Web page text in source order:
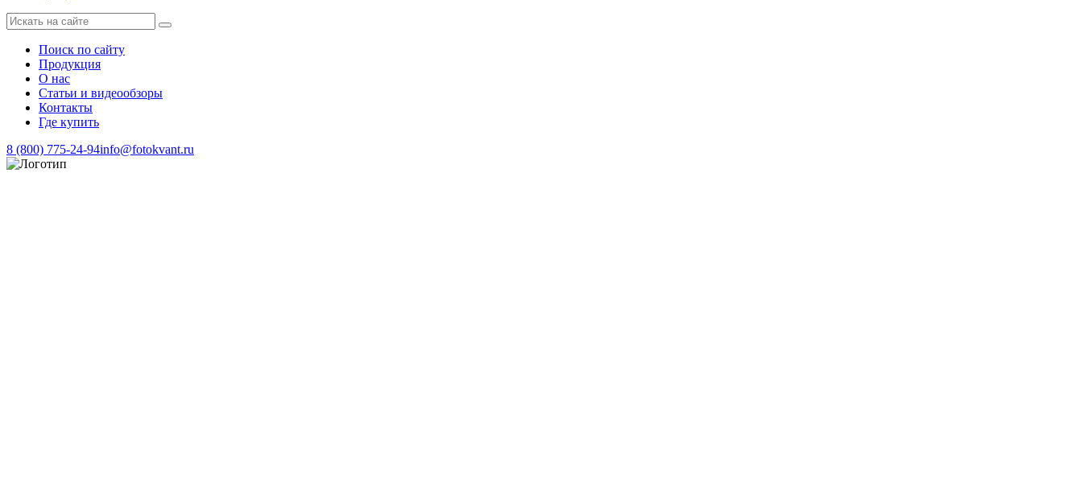
Поиск по сайту
Продукция
О нас
Статьи и видеообзоры
Контакты
Где купить
8 (800) 775-24-94info@fotokvant.ru